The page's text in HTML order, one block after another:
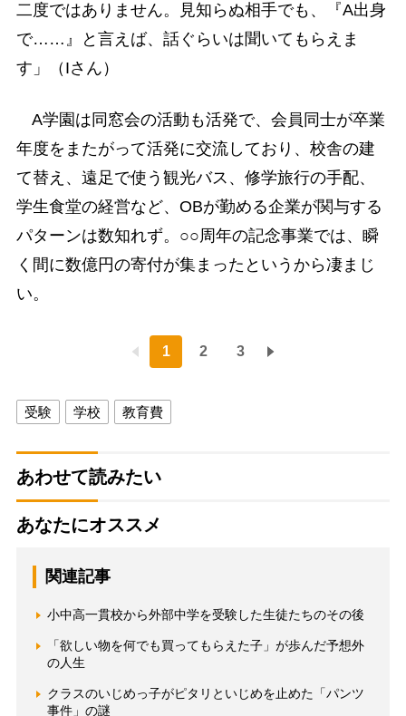
二度ではありません。見知らぬ相手でも、『A出身
で……』と言えば、話ぐらいは聞いてもらえま
す」（Iさん）
A学園は同窓会の活動も活発で、会員同士が卒業
年度をまたがって活発に交流しており、校舎の建
て替え、遠足で使う観光バス、修学旅行の手配、
学生食堂の経営など、OBが勤める企業が関与する
パターンは数知れず。○○周年の記念事業では、瞬
く間に数億円の寄付が集まったというから凄まじ
い。
1 2 3
受験 学校 教育費
あわせて読みたい
あなたにオススメ
関連記事
小中高一貫校から外部中学を受験した生徒たちのその後
「欲しい物を何でも買ってもらえた子」が歩んだ予想外
の人生
クラスのいじめっ子がピタリといじめを止めた「パンツ
事件」の謎